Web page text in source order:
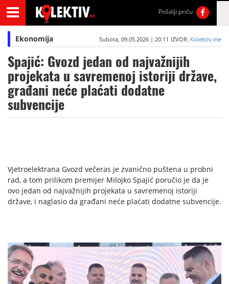
Pošalji priču
Ekonomija Subota, 09.05.2026 | 20:11 IZVOR: Kolektiv.me
Spajić: Gvozd jedan od najvažnijih
projekata u savremenoj istoriji države,
građani neće plaćati dodatne
subvencije
Vjetroelektrana Gvozd večeras je zvanično puštena u probni
rad, a tom prilikom premijer Milojko Spajić poručio je da je
ovo jedan od najvažnijih projekata u savremenoj istoriji
države, i naglasio da građani neće plaćati dodatne subvencije.